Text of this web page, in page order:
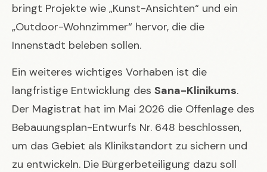
bringt Projekte wie „Kunst-Ansichten“ und ein
„Outdoor-Wohnzimmer“ hervor, die die
Innenstadt beleben sollen.
Ein weiteres wichtiges Vorhaben ist die
langfristige Entwicklung des Sana-Klinikums.
Der Magistrat hat im Mai 2026 die Offenlage des
Bebauungsplan-Entwurfs Nr. 648 beschlossen,
um das Gebiet als Klinikstandort zu sichern und
zu entwickeln. Die Bürgerbeteiligung dazu soll